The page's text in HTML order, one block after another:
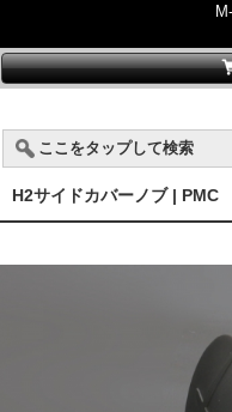
ここをタップして検索
H2サイドカバーノブ | PMC